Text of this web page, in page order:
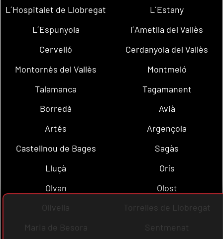
L´Hospitalet de Llobregat
L´Estany
L´Espunyola
l´Ametlla del Vallès
Cervelló
Cerdanyola del Vallès
Montornès del Vallès
Montmeló
Talamanca
Tagamanent
Borredà
Avià
Artés
Argençola
Castellnou de Bages
Sagàs
Lluçà
Orís
Olvan
Olost
Olivella
Torrelles de Llobregat
Maria de Besora
Sentmenat